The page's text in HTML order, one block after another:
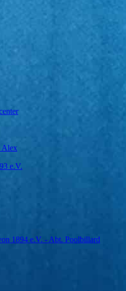
Alex
e.V.
1894 e.V. - Abt. Poolbillard